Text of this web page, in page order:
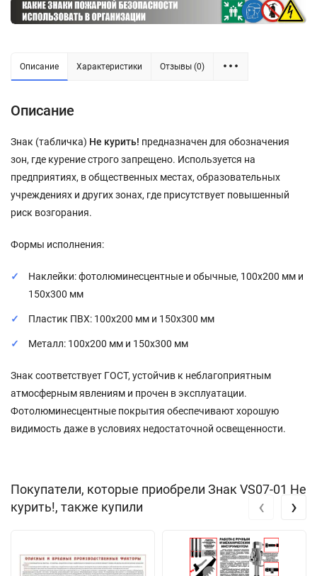
Описание Характеристики Отзывы (0)
Описание
Знак (табличка) Не курить! предназначен для обозначения
зон, где курение строго запрещено. Используется на
предприятиях, в общественных местах, образовательных
учреждениях и других зонах, где присутствует повышенный
риск возгорания.
Формы исполнения:
Наклейки: фотолюминесцентные и обычные, 100x200 мм и
150x300 мм
Пластик ПВХ: 100x200 мм и 150x300 мм
Металл: 100x200 мм и 150x300 мм
Знак соответствует ГОСТ, устойчив к неблагоприятным
атмосферным явлениям и прочен в эксплуатации.
Фотолюминесцентные покрытия обеспечивают хорошую
видимость даже в условиях недостаточной освещенности.
Покупатели, которые приобрели Знак VS07-01 Не
курить!, также купили
‹ ›